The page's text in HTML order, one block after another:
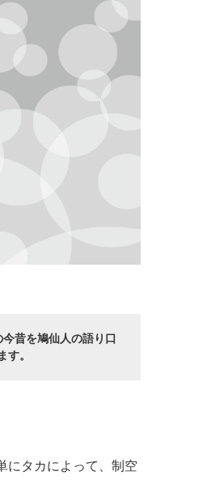
昔を鳩仙人の語り口
。
にタカによって、制空